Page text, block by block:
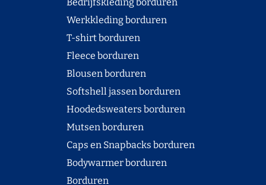
Werkkleding borduren
T-shirt borduren
Fleece borduren
Blousen borduren
Softshell jassen borduren
Hoodedsweaters borduren
Mutsen borduren
Caps en Snapbacks borduren
Bodywarmer borduren
Borduren